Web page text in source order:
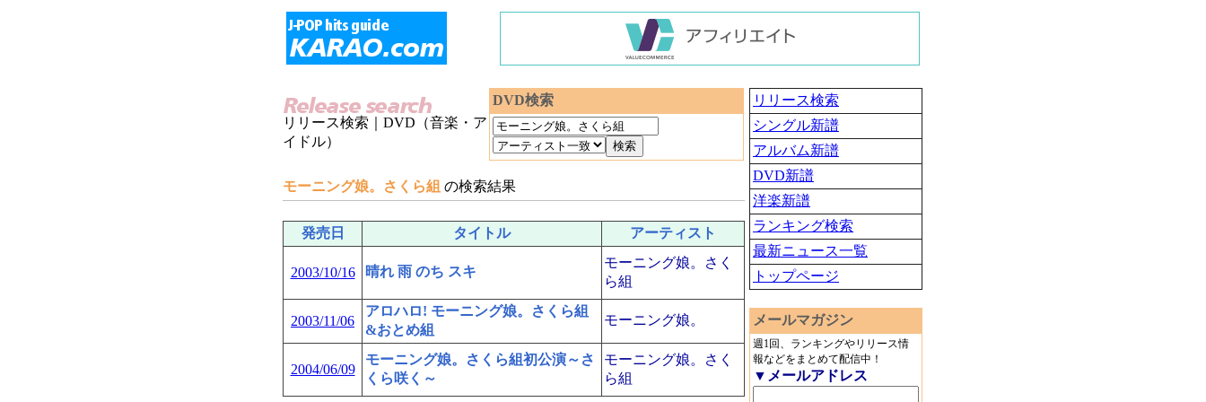
リリース検索｜DVD（音楽・ア
イドル）
DVD検索
モーニング娘。さくら組 の検索結果
発売日 タイトル アーティスト
2003/10/16 晴れ 雨 のち スキ
モーニング娘。さく
ら組
2003/11/06
アロハロ! モーニング娘。さくら組
&おとめ組
モーニング娘。
2004/06/09
モーニング娘。さくら組初公演～さ
くら咲く～
モーニング娘。さく
ら組
リリース検索
シングル新譜
アルバム新譜
DVD新譜
洋楽新譜
ランキング検索
最新ニュース一覧
トップページ
メールマガジン
週1回、ランキングやリリース情
報などをまとめて配信中！
▼メールアドレス